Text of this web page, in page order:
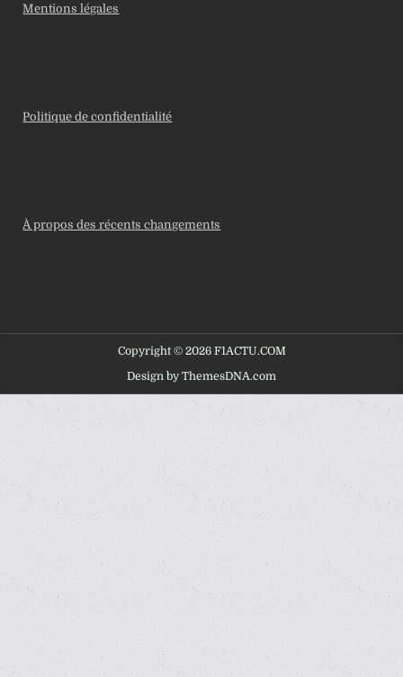
Mentions légales
Politique de confidentialité
À propos des récents changements
Copyright © 2026 F1ACTU.COM
Design by ThemesDNA.com